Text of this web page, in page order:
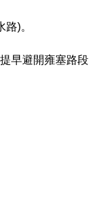
)。
早避開雍塞路段